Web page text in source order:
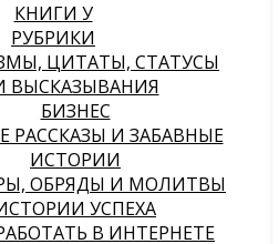
КНИГИ У
РУБРИКИ
ЦИТАТЫ, СТАТУСЫ
ВЫСКАЗЫВАНИЯ
БИЗНЕС
РАССКАЗЫ И ЗАБАВНЫЕ
ИСТОРИИ
ОБРЯДЫ И МОЛИТВЫ
УСПЕХА
В ИНТЕРНЕТЕ